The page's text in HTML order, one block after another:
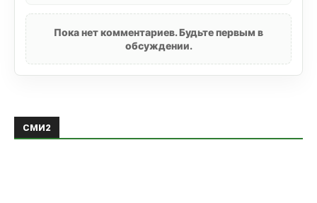
Пока нет комментариев. Будьте первым в
обсуждении.
СМИ2